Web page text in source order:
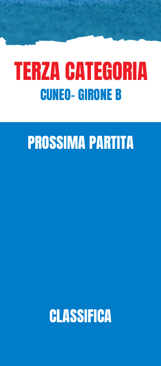
TERZA CATEGORIA
CUNEO- GIRONE B
PROSSIMA PARTITA
CLASSIFICA